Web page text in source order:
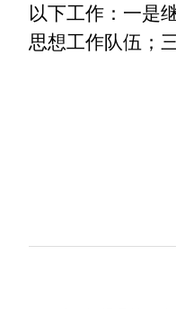
以下工作： 一是
思想工作队伍；